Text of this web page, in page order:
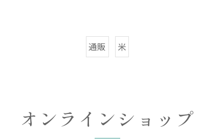
通販 米
オンラインショップ